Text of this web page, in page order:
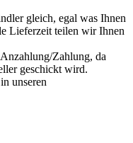
gleich, egal was Ihnen
Lieferzeit teilen wir Ihnen
Zahlung, da
geschickt wird.
unseren